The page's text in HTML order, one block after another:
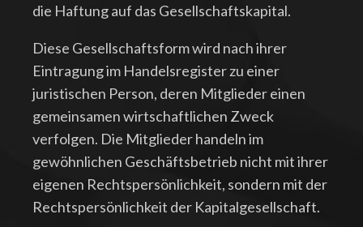
die Haftung auf das Gesellschaftskapital.
Diese Gesellschaftsform wird nach ihrer
Eintragung im Handelsregister zu einer
juristischen Person, deren Mitglieder einen
gemeinsamen wirtschaftlichen Zweck
verfolgen. Die Mitglieder handeln im
gewöhnlichen Geschäftsbetrieb nicht mit ihrer
eigenen Rechtspersönlichkeit, sondern mit der
Rechtspersönlichkeit der Kapitalgesellschaft.